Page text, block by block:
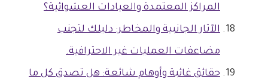
المراكز المعتمدة والعيادات العشوائية؟
الآثار الجانبية والمخاطر: دليلك لتجنب
مضاعفات العمليات غير الاحترافية.
حقائق غائبة وأوهام شائعة: هل تصدق كل ما